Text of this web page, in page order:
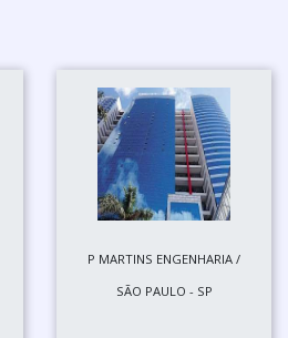
P MARTINS ENGENHARIA /
SÃO PAULO - SP